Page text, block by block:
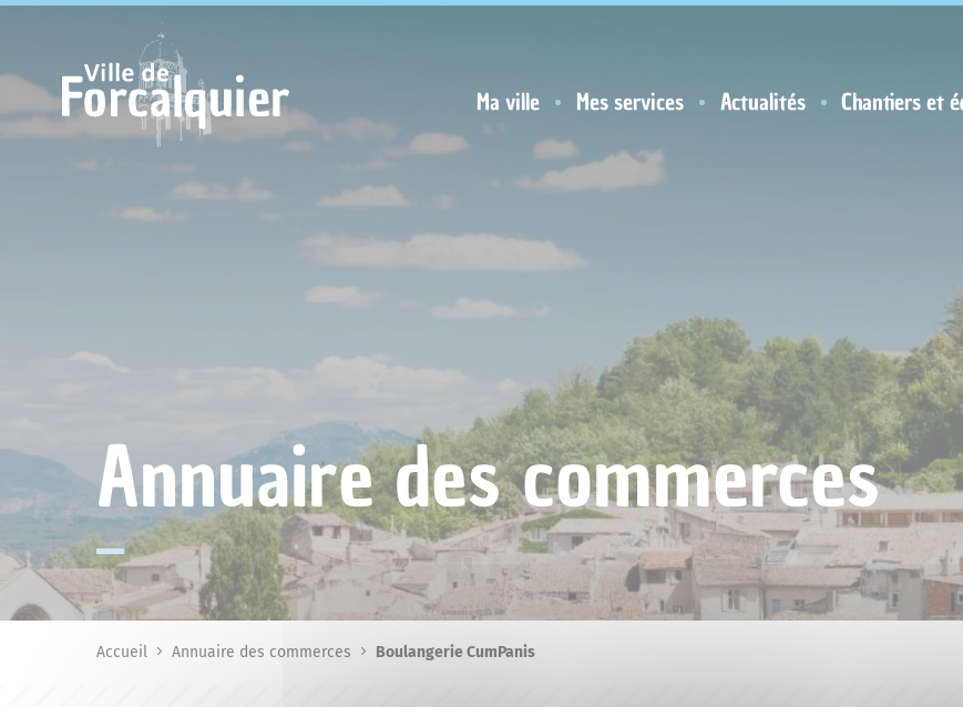
Ma ville Mes services Actualités Chantiers et
Annuaire des commerces
Accueil Annuaire des commerces Boulangerie CumPanis
Cookies management panel